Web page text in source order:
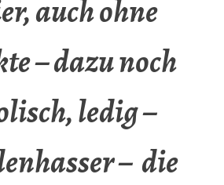
auch ohne
– dazu noch
ledig –
– die